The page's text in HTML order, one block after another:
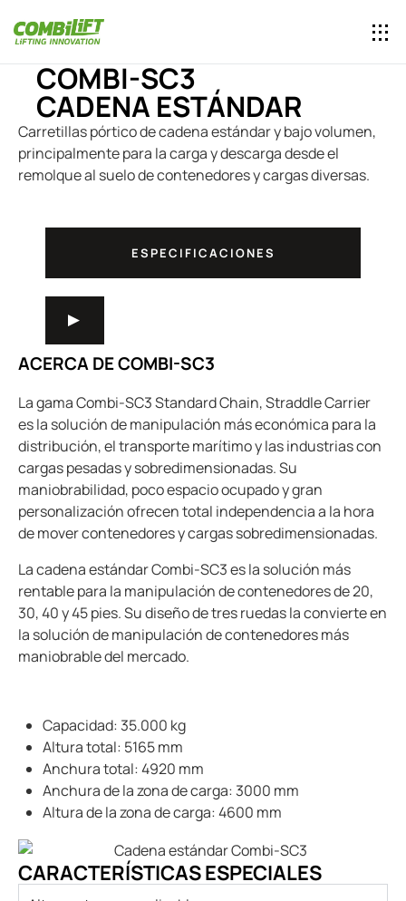
COMBI-SC3
CADENA ESTÁNDAR
Carretillas pórtico de cadena estándar y bajo volumen,
principalmente para la carga y descarga desde el
remolque al suelo de contenedores y cargas diversas.
ESPECIFICACIONES
ACERCA DE COMBI-SC3
La gama Combi-SC3 Standard Chain, Straddle Carrier
es la solución de manipulación más económica para la
distribución, el transporte marítimo y las industrias con
cargas pesadas y sobredimensionadas. Su
maniobrabilidad, poco espacio ocupado y gran
personalización ofrecen total independencia a la hora
de mover contenedores y cargas sobredimensionadas.
La cadena estándar Combi-SC3 es la solución más
rentable para la manipulación de contenedores de 20,
30, 40 y 45 pies. Su diseño de tres ruedas la convierte en
la solución de manipulación de contenedores más
maniobrable del mercado.
Capacidad: 35.000 kg
Altura total: 5165 mm
Anchura total: 4920 mm
Anchura de la zona de carga: 3000 mm
Altura de la zona de carga: 4600 mm
CARACTERÍSTICAS ESPECIALES